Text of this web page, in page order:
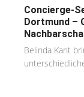
Concierge-
Dortmund –
Belinda Kant